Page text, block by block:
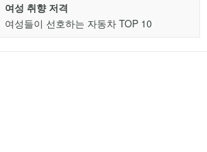
여성 취향 저격
여성들이 선호하는 자동차 TOP 10